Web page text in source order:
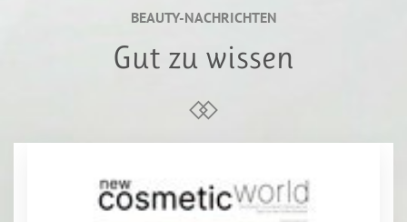
BEAUTY-NACHRICHTEN
Gut zu wissen